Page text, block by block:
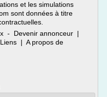
et les simulations
sont données à titre
- Devenir annonceur |
| A propos de